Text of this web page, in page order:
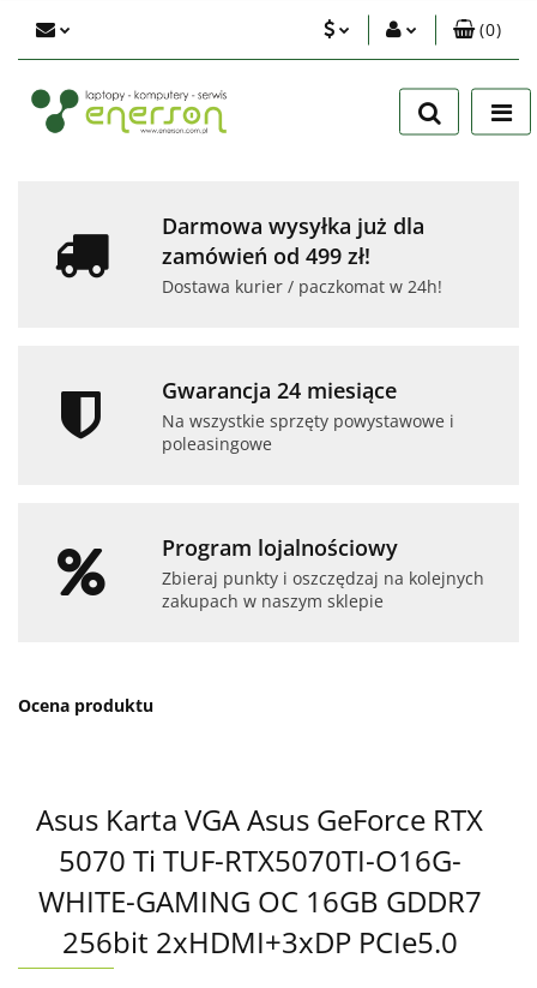
Zaloguj się
Zarejestruj się
(0)
Darmowa wysyłka już dla
zamówień od 499 zł!
Dostawa kurier / paczkomat w 24h!
Gwarancja 24 miesiące
Na wszystkie sprzęty powystawowe i
poleasingowe
Program lojalnościowy
Zbieraj punkty i oszczędzaj na kolejnych
zakupach w naszym sklepie
Ocena produktu
Asus Karta VGA Asus GeForce RTX
5070 Ti TUF-RTX5070TI-O16G-
WHITE-GAMING OC 16GB GDDR7
256bit 2xHDMI+3xDP PCIe5.0